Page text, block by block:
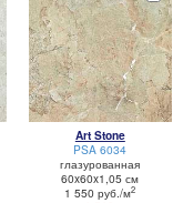
Art Stone
PSA 6034
глазурованная
60x60x1,05 см
1 550 руб./м2